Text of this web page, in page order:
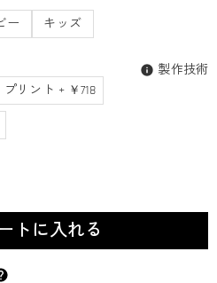
ー キッズ
プリント + ￥718
製作技術
トに入れる